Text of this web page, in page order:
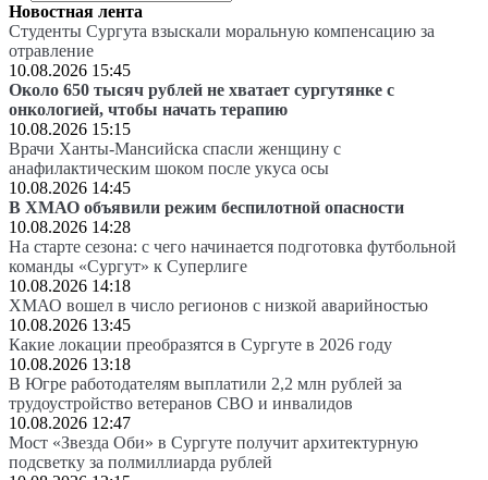
Новостная лента
Студенты Сургута взыскали моральную компенсацию за
отравление
10.08.2026 15:45
Около 650 тысяч рублей не хватает сургутянке с
онкологией, чтобы начать терапию
10.08.2026 15:15
Врачи Ханты-Мансийска спасли женщину с
анафилактическим шоком после укуса осы
10.08.2026 14:45
В ХМАО объявили режим беспилотной опасности
10.08.2026 14:28
На старте сезона: с чего начинается подготовка футбольной
команды «Сургут» к Суперлиге
10.08.2026 14:18
ХМАО вошел в число регионов с низкой аварийностью
10.08.2026 13:45
Какие локации преобразятся в Сургуте в 2026 году
10.08.2026 13:18
В Югре работодателям выплатили 2,2 млн рублей за
трудоустройство ветеранов СВО и инвалидов
10.08.2026 12:47
Мост «Звезда Оби» в Сургуте получит архитектурную
подсветку за полмиллиарда рублей